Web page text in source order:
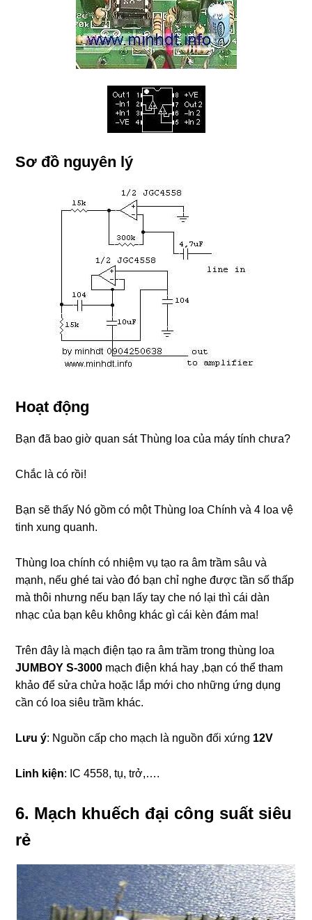
Sơ đồ nguyên lý
Hoạt động
Bạn đã bao giờ quan sát Thùng loa của máy tính chưa?
Chắc là có rồi!
Bạn sẽ thấy Nó gồm có một Thùng loa Chính và 4 loa vệ
tinh xung quanh.
Thùng loa chính có nhiệm vụ tạo ra âm trầm sâu và
mạnh, nếu ghé tai vào đó bạn chỉ nghe được tần số thấp
mà thôi nhưng nếu bạn lấy tay che nó lại thì cái dàn
nhạc của bạn kêu không khác gì cái kèn đám ma!
Trên đây là mạch điện tạo ra âm trầm trong thùng loa
JUMBOY S-3000 mạch điện khá hay ,bạn có thể tham
khảo để sửa chửa hoặc lắp mới cho những ứng dụng
cần có loa siêu trầm khác.
Lưu ý: Nguồn cấp cho mạch là nguồn đối xứng 12V
Linh kiện: IC 4558, tụ, trở,….
6. Mạch khuếch đại công suất siêu
rẻ